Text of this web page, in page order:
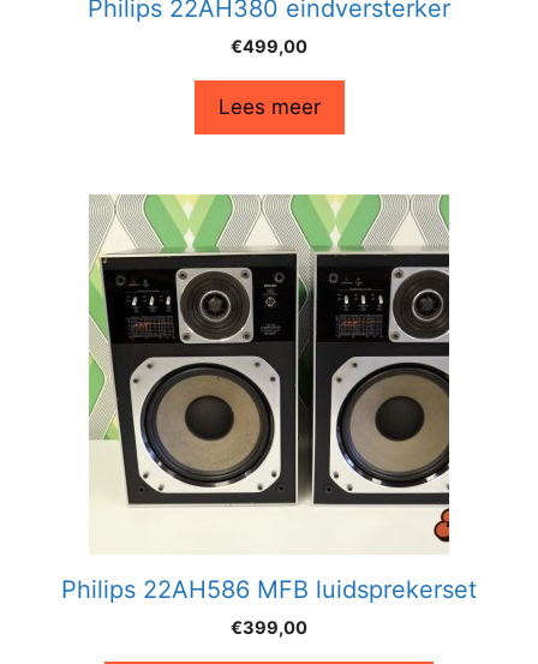
Philips 22AH380 eindversterker
€499,00
Lees meer
Philips 22AH586 MFB luidsprekerset
€399,00